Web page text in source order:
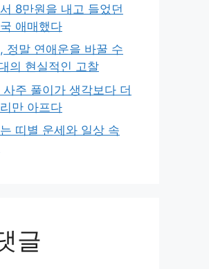
8만원을 내고 들었던
애매했다
정말 연애운을 바꿀 수
의 현실적인 고찰
주 풀이가 생각보다 더
만 아프다
띠별 운세와 일상 속
글